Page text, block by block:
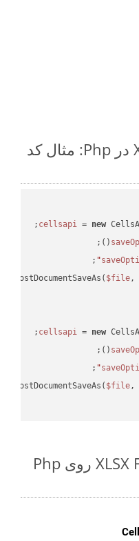
نحوه تبدیل XLSX to CSV در Php: مثال کد
= new
;
$file,
= new
;
$file,
تبدیل ساده XLSX Files to CSV روی Php